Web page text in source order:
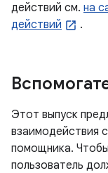
действий см. на
действий
.
Этот выпуск
взаимодействия
помощника.
пользователь